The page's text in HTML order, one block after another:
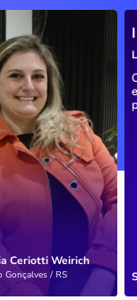
Ceriotti Weirich
Gonçalves / RS